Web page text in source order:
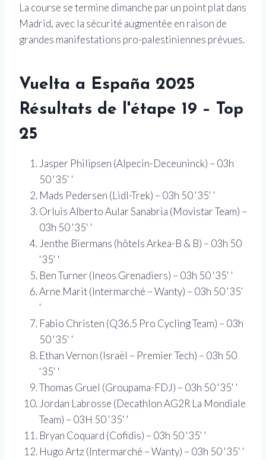
La course se termine dimanche par un point plat dans
Madrid, avec la sécurité augmentée en raison de
grandes manifestations pro-palestiniennes prévues.
Vuelta a España 2025
Résultats de l'étape 19 – Top
25
Jasper Philipsen (Alpecin-Deceuninck) – 03h
50 '35' '
Mads Pedersen (Lidl-Trek) – 03h 50 '35' '
Orluis Alberto Aular Sanabria (Movistar Team) –
03h 50 '35' '
Jenthe Biermans (hôtels Arkea-B & B) – 03h 50
'35' '
Ben Turner (Ineos Grenadiers) – 03h 50 '35' '
Arne Marit (Intermarché – Wanty) – 03h 50 '35'
'
Fabio Christen (Q36.5 Pro Cycling Team) – 03h
50 '35' '
Ethan Vernon (Israël – Premier Tech) – 03h 50
'35' '
Thomas Gruel (Groupama-FDJ) – 03h 50 '35' '
Jordan Labrosse (Decathlon AG2R La Mondiale
Team) – 03H 50 '35' '
Bryan Coquard (Cofidis) – 03h 50 '35' '
Hugo Artz (Intermarché – Wanty) – 03h 50 '35' '